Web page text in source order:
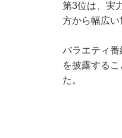
第3位は、実
方から幅広い
バラエティ
を披露する
た。